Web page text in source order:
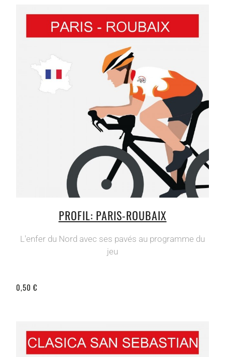
PROFIL: PARIS-ROUBAIX
L'enfer du Nord avec ses pavés au programme du
jeu
0,50 €